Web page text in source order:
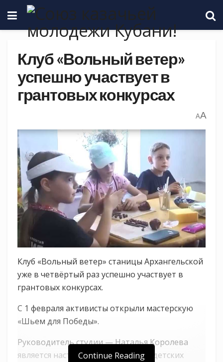
Клуб «Вольный ветер»
успешно участвует в
грантовых конкурсах
AA
Клуб «Вольный ветер» станицы Архангельской
уже в четвёртый раз успешно участвует в
грантовых конкурсах.
С 1 февраля активисты открыли мастерскую
«Шьем для Победы».
Руководитель студии — Наталья Королева
является наставницей в одном из детских
Continue Reading